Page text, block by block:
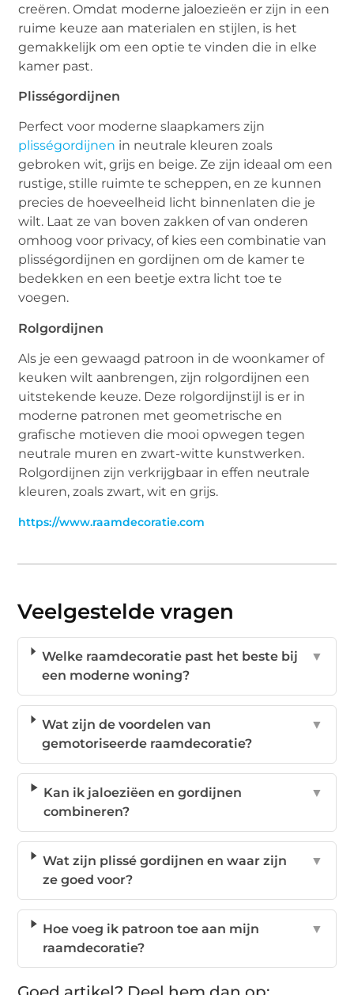
creëren. Omdat moderne jaloezieën er zijn in een
ruime keuze aan materialen en stijlen, is het
gemakkelijk om een optie te vinden die in elke
kamer past.
Plisségordijnen
Perfect voor moderne slaapkamers zijn
plisségordijnen in neutrale kleuren zoals
gebroken wit, grijs en beige. Ze zijn ideaal om een
rustige, stille ruimte te scheppen, en ze kunnen
precies de hoeveelheid licht binnenlaten die je
wilt. Laat ze van boven zakken of van onderen
omhoog voor privacy, of kies een combinatie van
plisségordijnen en gordijnen om de kamer te
bedekken en een beetje extra licht toe te
voegen.
Rolgordijnen
Als je een gewaagd patroon in de woonkamer of
keuken wilt aanbrengen, zijn rolgordijnen een
uitstekende keuze. Deze rolgordijnstijl is er in
moderne patronen met geometrische en
grafische motieven die mooi opwegen tegen
neutrale muren en zwart-witte kunstwerken.
Rolgordijnen zijn verkrijgbaar in effen neutrale
kleuren, zoals zwart, wit en grijs.
https://www.raamdecoratie.com
Veelgestelde vragen
Welke raamdecoratie past het beste bij
een moderne woning?
▼
Wat zijn de voordelen van
gemotoriseerde raamdecoratie?
▼
Kan ik jaloeziëen en gordijnen
combineren?
▼
Wat zijn plissé gordijnen en waar zijn
ze goed voor?
▼
Hoe voeg ik patroon toe aan mijn
raamdecoratie?
▼